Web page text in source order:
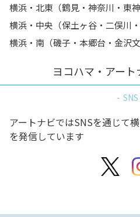
横浜・北東（鶴見・神奈川・東神
横浜・中央（保土ヶ谷・二俣川
横浜・南（磯子・本郷台・金沢文
ヨコハマ・アー
SNS
アートナビではSNSを通じて
を発信しています